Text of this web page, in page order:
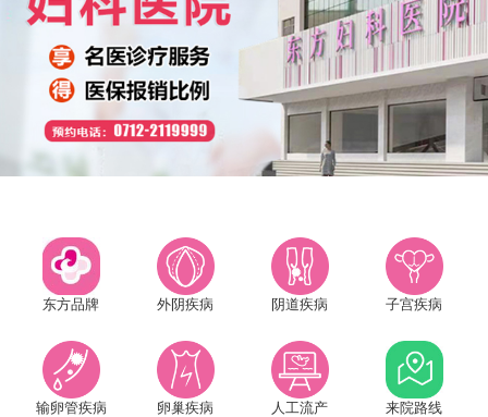
东方品牌 外阴疾病 阴道疾病 子宫疾病
输卵管疾病 卵巢疾病 人工流产 来院路线